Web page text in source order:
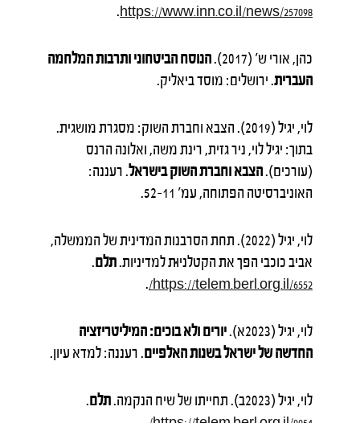
https://www.inn.co.il/news/257098
.
כהן, אורי ש' (2017).
הנוסח הביטחוני ותרבות המלחמה
העברית. ירושלים: מוסד ביאליק.
לוי, יגיל (2019). הצבא וחברת השוק: מסגרת מושגית.
בתוך: יגיל לוי, ניר גזית, רינת משה, ואלונה הרנס
(עורכים).הצבא וחברת השוק בישראל. רעננה:
האוניברסיטה הפתוחה, עמ' 11–52.
לוי, יגיל (2022). תחת הסרבנות המדינית של הממשלה,
אביב כוכבי הפך את הקטלניוּּת למדיניות.תלם.
https://telem.berl.org.il/6552/
.
לוי, יגיל (2023א).
יורים ולא בוכים: המיליטריזציה
החדשה של ישראל בשנות האלפיים. רעננה: למדא עיון.
לוי, יגיל (2023ב). תחייתו של שיח הנקמה. תלם.